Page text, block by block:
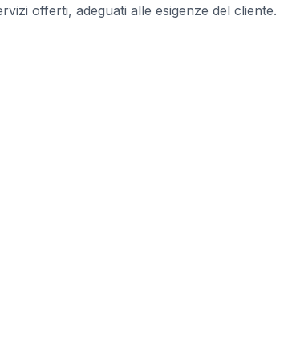
offerti, adeguati alle esigenze del cliente.